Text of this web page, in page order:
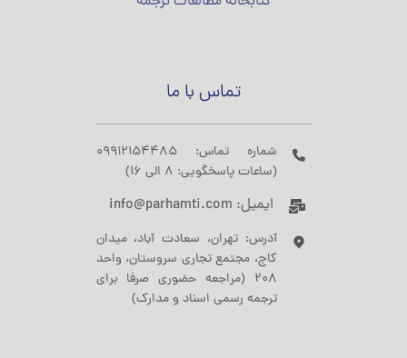
تماس با ما
شماره تماس: 09912154485
(ساعات پاسخگویی: 8 الی 16)
ایمیل: info@parhamti.com
آدرس: تهران، سعادت آباد، میدان
کاج، مجتمع تجاری سروستان، واحد
208 (مراجعه حضوری صرفا برای
ترجمه رسمی اسناد و مدارک)